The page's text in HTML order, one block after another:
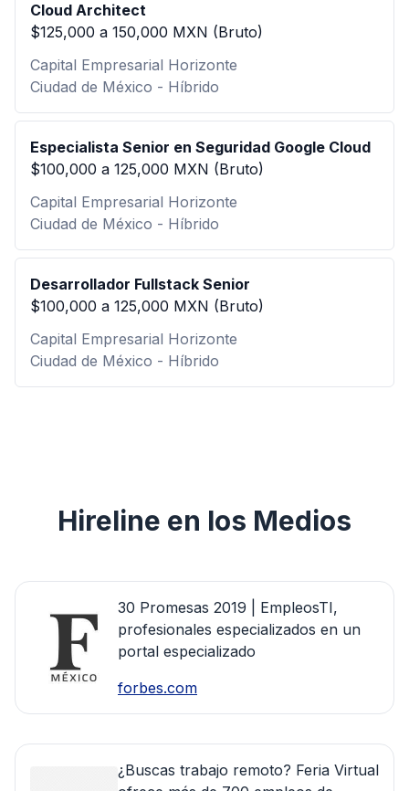
Cloud Architect
$125,000 a 150,000 MXN (Bruto)
Capital Empresarial Horizonte
Ciudad de México - Híbrido
Especialista Senior en Seguridad Google Cloud
$100,000 a 125,000 MXN (Bruto)
Capital Empresarial Horizonte
Ciudad de México - Híbrido
Desarrollador Fullstack Senior
$100,000 a 125,000 MXN (Bruto)
Capital Empresarial Horizonte
Ciudad de México - Híbrido
Hireline en los Medios
30 Promesas 2019 | EmpleosTI,
profesionales especializados en un
portal especializado
forbes.com
¿Buscas trabajo remoto? Feria Virtual